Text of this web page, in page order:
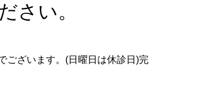
さい。
ございます。(日曜日は休診日)完